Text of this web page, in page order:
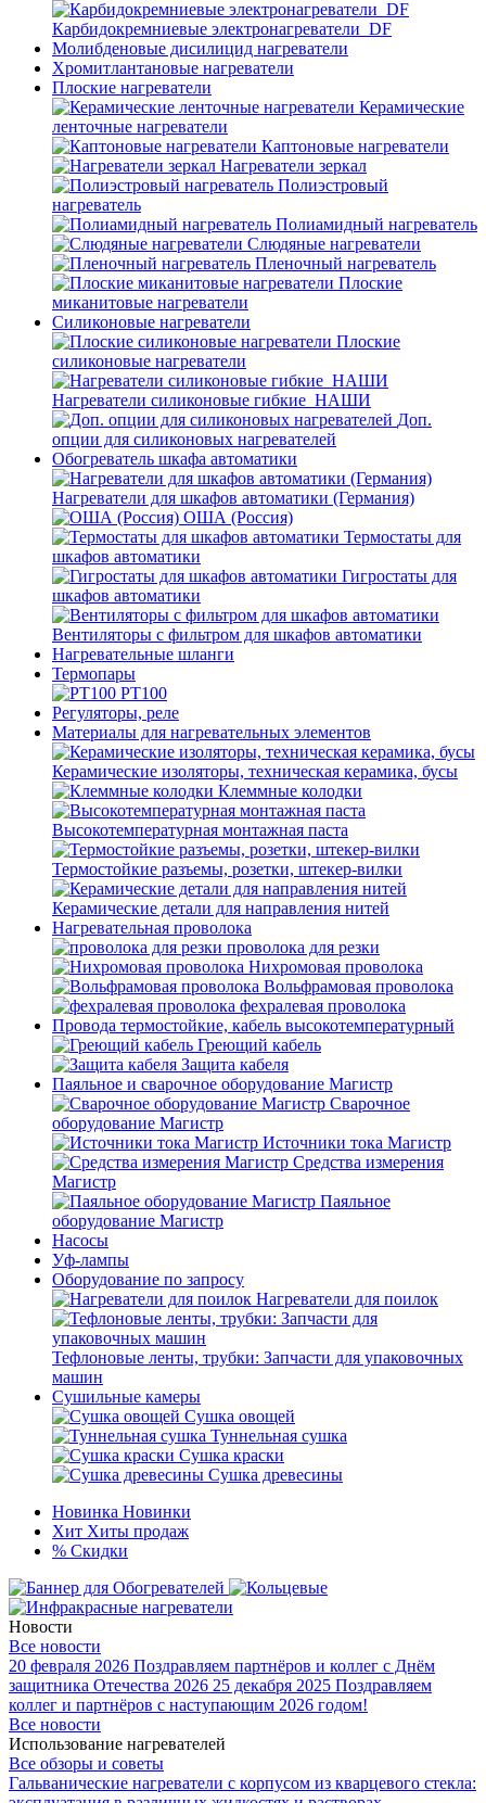
Карбидокремниевые электронагреватели_DF
Молибденовые дисилицид нагреватели
Хромитлантановые нагреватели
Плоские нагреватели
Керамические
ленточные нагреватели
Каптоновые нагреватели
Нагреватели зеркал
Полиэстровый
нагреватель
Полиамидный нагреватель
Слюдяные нагреватели
Пленочный нагреватель
Плоские
миканитовые нагреватели
Силиконовые нагреватели
Плоские
силиконовые нагреватели
Нагреватели силиконовые гибкие_НАШИ
Доп.
опции для силиконовых нагревателей
Обогреватель шкафа автоматики
Нагреватели для шкафов автоматики (Германия)
ОША (Россия)
Термостаты для
шкафов автоматики
Гигростаты для
шкафов автоматики
Вентиляторы с фильтром для шкафов автоматики
Нагревательные шланги
Термопары
PT100
Регуляторы, реле
Материалы для нагревательных элементов
Керамические изоляторы, техническая керамика, бусы
Клеммные колодки
Высокотемпературная монтажная паста
Термостойкие разъемы, розетки, штекер-вилки
Керамические детали для направления нитей
Нагревательная проволока
проволока для резки
Нихромовая проволока
Вольфрамовая проволока
фехралевая проволока
Провода термостойкие, кабель высокотемпературный
Греющий кабель
Защита кабеля
Паяльное и сварочное оборудование Магистр
Сварочное
оборудование Магистр
Источники тока Магистр
Средства измерения
Магистр
Паяльное
оборудование Магистр
Насосы
Уф-лампы
Оборудование по запросу
Нагреватели для поилок
Тефлоновые ленты, трубки: Запчасти для упаковочных
машин
Сушильные камеры
Сушка овощей
Туннельная сушка
Сушка краски
Сушка древесины
Новинка Новинки
Хит Хиты продаж
% Скидки
Новости
Все новости
20 февраля 2026 Поздравляем партнёров и коллег с Днём
защитника Отечества 2026 25 декабря 2025 Поздравляем
коллег и партнёров с наступающим 2026 годом!
Все новости
Использование нагревателей
Все обзоры и советы
Гальванические нагреватели с корпусом из кварцевого стекла: